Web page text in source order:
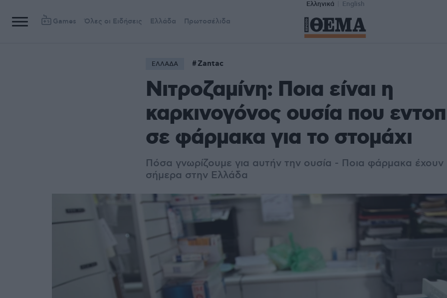
Ελληνικά English
Games Όλες οι Ειδήσεις Ελλάδα Πρωτοσέλιδα
ΕΛΛΑΔΑ Zantac
Νιτροζαμίνη: Ποια είναι η
καρκινογόνος ουσία που
σε φάρμακα για το στομάχι
Πόσα γνωρίζουμε για αυτήν την ουσία - Ποια φάρμακα έχουν
σήμερα στην Ελλάδα